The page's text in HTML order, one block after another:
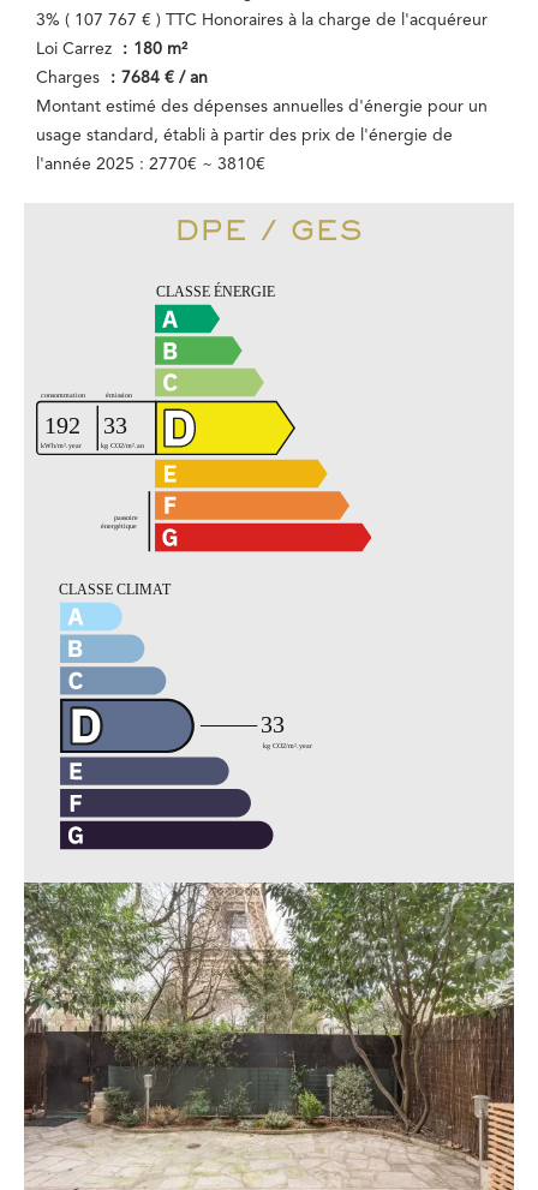
3% ( 107 767 € ) TTC Honoraires à la charge de l'acquéreur
Loi Carrez
180 m²
Charges
7684 € / an
Montant estimé des dépenses annuelles d'énergie pour un
usage standard, établi à partir des prix de l'énergie de
l'année 2025 : 2770€ ~ 3810€
DPE / GES